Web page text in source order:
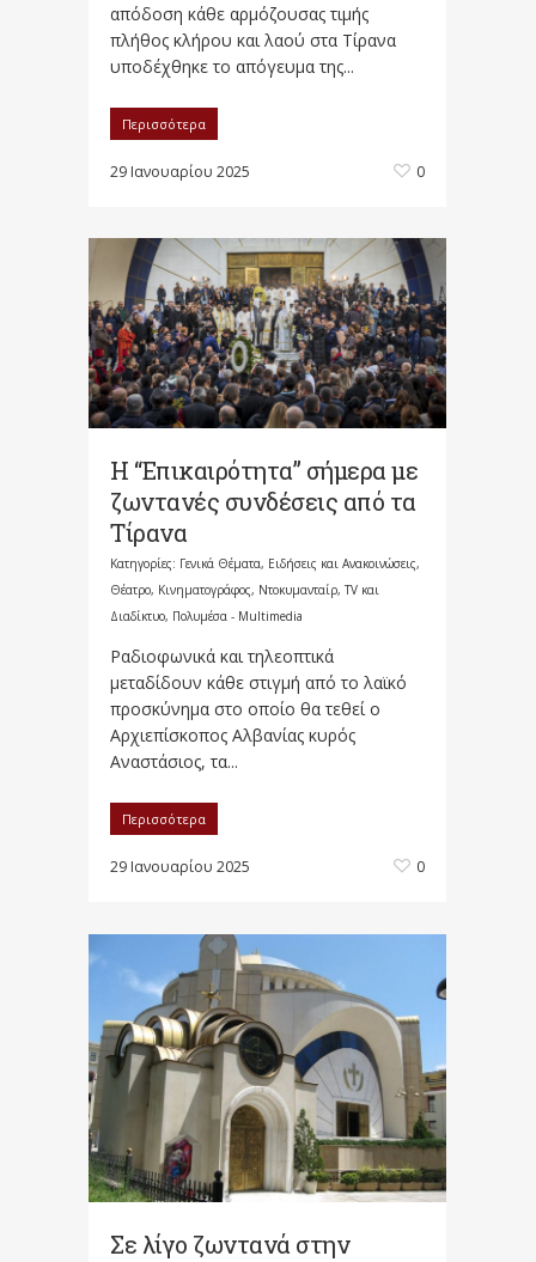
απόδοση κάθε αρμόζουσας τιμής
πλήθος κλήρου και λαού στα Τίρανα
υποδέχθηκε το απόγευμα της...
Περισσότερα
29 Ιανουαρίου 2025 0
Η “Επικαιρότητα” σήμερα με
ζωντανές συνδέσεις από τα
Τίρανα
Κατηγορίες: Γενικά Θέματα, Ειδήσεις και Ανακοινώσεις,
Θέατρο, Κινηματογράφος, Ντοκυμανταίρ, TV και
Διαδίκτυο, Πολυμέσα - Multimedia
Ραδιοφωνικά και τηλεοπτικά
μεταδίδουν κάθε στιγμή από το λαϊκό
προσκύνημα στο οποίο θα τεθεί ο
Αρχιεπίσκοπος Αλβανίας κυρός
Αναστάσιος, τα...
Περισσότερα
29 Ιανουαρίου 2025 0
Σε λίγο ζωντανά στην